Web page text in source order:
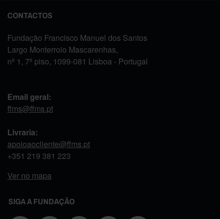
CONTACTOS
Fundação Francisco Manuel dos Santos
Largo Monterroio Mascarenhas,
nº 1, 7º piso, 1099-081 Lisboa - Portugal
Email geral:
ffms@ffms.pt
Livraria:
apoioaocliente@ffms.pt
+351 219 381 223
Ver no mapa
SIGA A FUNDAÇÃO